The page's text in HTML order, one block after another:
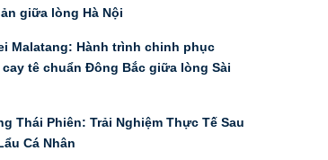
giữa lòng Hà Nội
Malatang: Hành trình chinh phục
tê chuẩn Đông Bắc giữa lòng Sài
Thái Phiên: Trải Nghiệm Thực Tế Sau
Cá Nhân